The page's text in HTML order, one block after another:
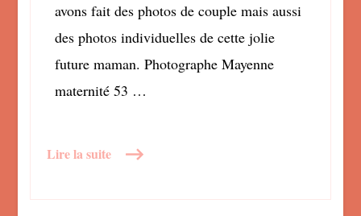
avons fait des photos de couple mais aussi
des photos individuelles de cette jolie
future maman. Photographe Mayenne
maternité 53 …
Lire la suite